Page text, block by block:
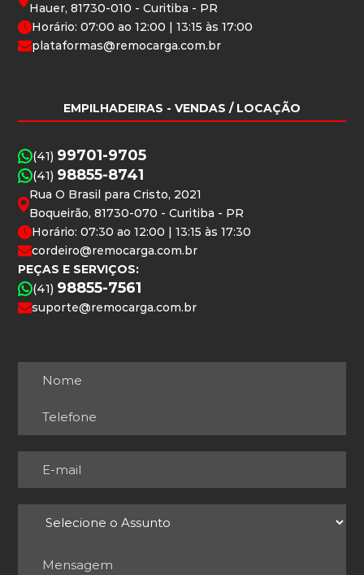
Hauer, 81730-010 - Curitiba - PR
Horário: 07:00 ao 12:00 | 13:15 às 17:00
plataformas@remocarga.com.br
EMPILHADEIRAS - VENDAS / LOCAÇÃO
(41) 99701-9705
(41) 98855-8741
Rua O Brasil para Cristo, 2021
Boqueirão, 81730-070 - Curitiba - PR
Horário: 07:30 ao 12:00 | 13:15 às 17:30
cordeiro@remocarga.com.br
PEÇAS E SERVIÇOS:
(41) 98855-7561
suporte@remocarga.com.br